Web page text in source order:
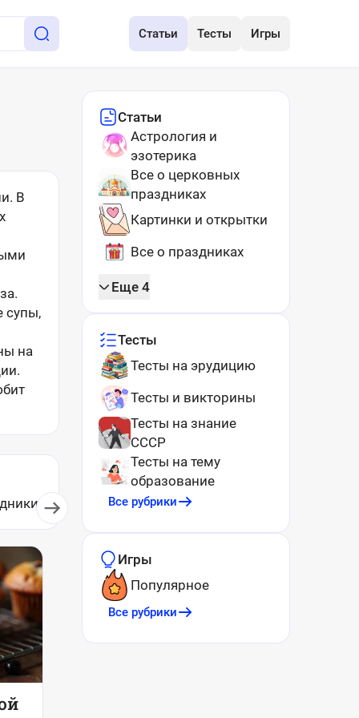
Статьи Тесты Игры
В
супы,
на
Рецепты
Статьи
Астрология и
эзотерика
Все о церковных
праздниках
Картинки и открытки
Все о праздниках
Еще 4
Тесты
Тесты на эрудицию
Тесты и викторины
Тесты на знание
СССР
Тесты на тему
образование
Все рубрики
Игры
Популярное
Все рубрики